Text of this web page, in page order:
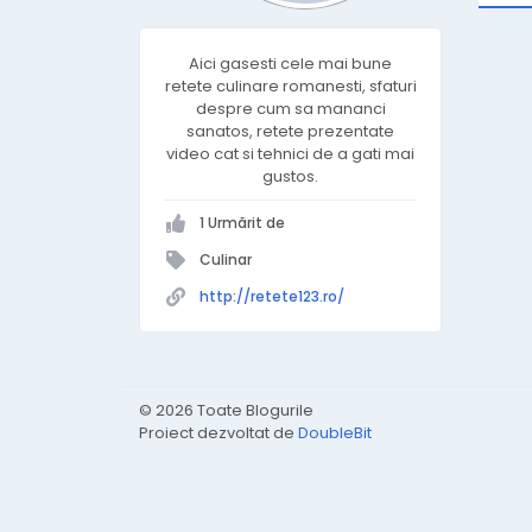
Aici gasesti cele mai bune
retete culinare romanesti, sfaturi
despre cum sa mananci
sanatos, retete prezentate
video cat si tehnici de a gati mai
gustos.
1 Urmărit de
Culinar
http://retete123.ro/
© 2026 Toate Blogurile
Proiect dezvoltat de DoubleBit